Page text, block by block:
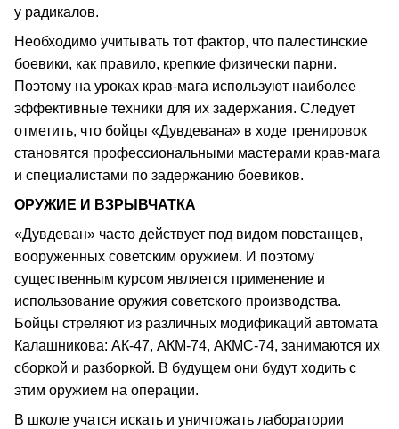
у радикалов.
Необходимо учитывать тот фактор, что палестинские
боевики, как правило, крепкие физически парни.
Поэтому на уроках крав-мага используют наиболее
эффективные техники для их задержания. Следует
отметить, что бойцы «Дувдевана» в ходе тренировок
становятся профессиональными мастерами крав-мага
и специалистами по задержанию боевиков.
ОРУЖИЕ И ВЗРЫВЧАТКА
«Дувдеван» часто действует под видом повстанцев,
вооруженных советским оружием. И поэтому
существенным курсом является применение и
использование оружия советского производства.
Бойцы стреляют из различных модификаций автомата
Калашникова: АК-47, АКМ-74, АКМС-74, занимаются их
сборкой и разборкой. В будущем они будут ходить с
этим оружием на операции.
В школе учатся искать и уничтожать лаборатории